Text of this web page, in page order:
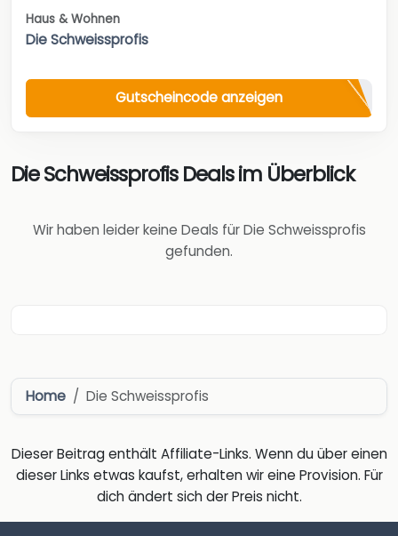
Haus & Wohnen
Die Schweissprofis
Gutscheincode anzeigen
Die Schweissprofis Deals im Überblick
Wir haben leider keine Deals für Die Schweissprofis
gefunden.
Home Die Schweissprofis
Dieser Beitrag enthält Affiliate-Links. Wenn du über einen
dieser Links etwas kaufst, erhalten wir eine Provision. Für
dich ändert sich der Preis nicht.